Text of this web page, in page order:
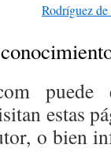
Rodríguez
estas
o bien